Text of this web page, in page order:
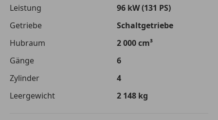
Leistung
96 kW (131 PS)
Getriebe
Schaltgetriebe
Hubraum
2 000 cm³
Gänge
6
Zylinder
4
Leergewicht
2 148 kg